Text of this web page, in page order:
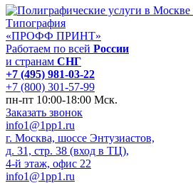
Типография
«ПРОФФ ПРИНТ»
Работаем по всей России
и странам СНГ
+7 (495) 981-03-22
+7 (800) 301-57-99
пн-пт 10:00-18:00 Мск.
Заказать звонок
info1@1pp1.ru
г. Москва, шоссе Энтузиастов,
д. 31, стр. 38 (вход в ТЦ),
4-й этаж, офис 22
info1@1pp1.ru